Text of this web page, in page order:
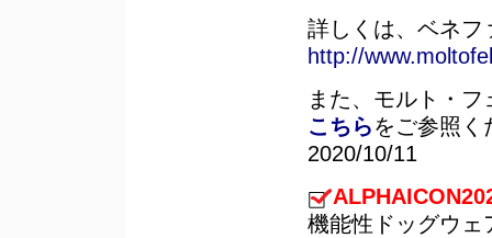
詳しくは、ベネフ
http://
また、モルト・
こちらをご参照く
2020/10/11
機能性ドッグウェ